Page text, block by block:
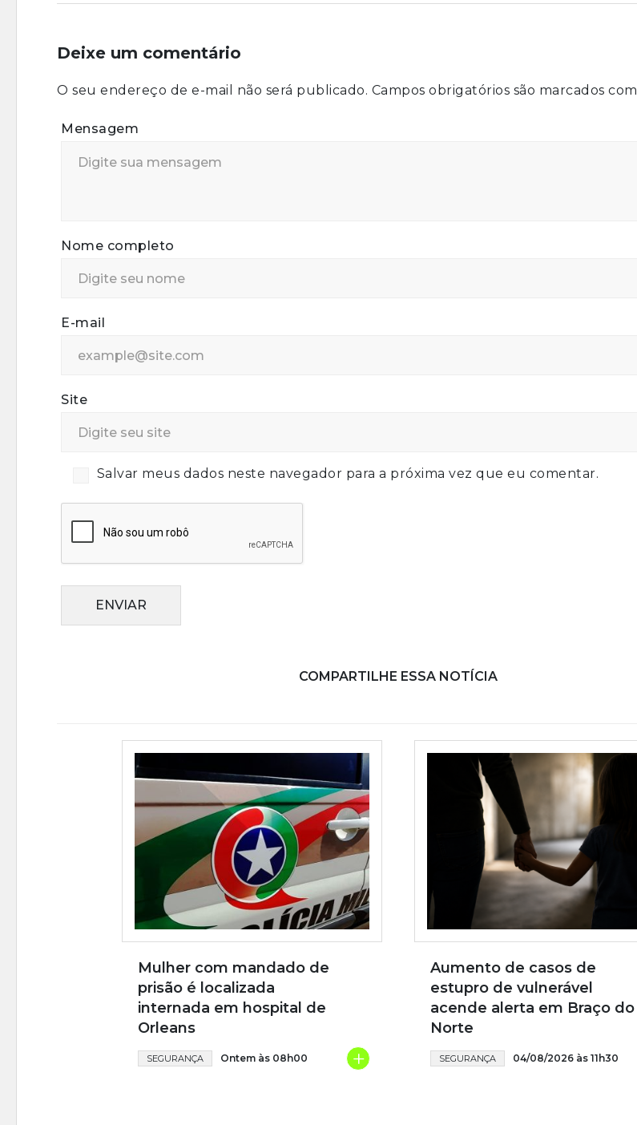
Deixe um comentário
O seu endereço de e-mail não será publicado. Campos obrigatórios são marcados com
Mensagem
Nome completo
E-mail
Site
Salvar meus dados neste navegador para a próxima vez que eu comentar.
ENVIAR
COMPARTILHE ESSA NOTÍCIA
Mulher com mandado de
prisão é localizada
internada em hospital de
Orleans
SEGURANÇA Ontem às 08h00 +
Aumento de casos de
estupro de vulnerável
acende alerta em Braço do
Norte
SEGURANÇA 04/08/2026 às 11h30